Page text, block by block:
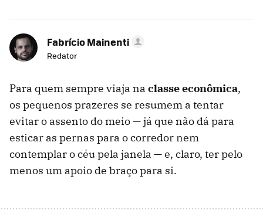
Fabrício Mainenti
Redator
Para quem sempre viaja na classe econômica,
os pequenos prazeres se resumem a tentar
evitar o assento do meio — já que não dá para
esticar as pernas para o corredor nem
contemplar o céu pela janela — e, claro, ter pelo
menos um apoio de braço para si.